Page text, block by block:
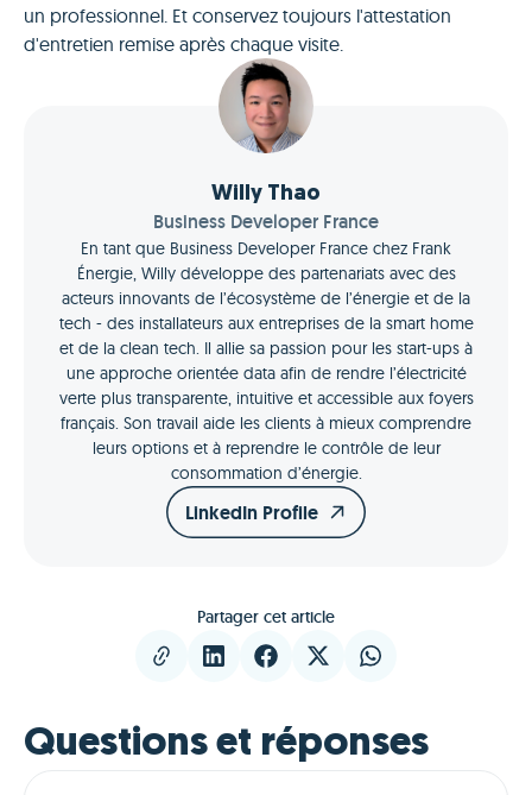
un professionnel. Et conservez toujours l'attestation
d'entretien remise après chaque visite.
Willy Thao
Business Developer France
En tant que Business Developer France chez Frank
Énergie, Willy développe des partenariats avec des
acteurs innovants de l’écosystème de l’énergie et de la
tech - des installateurs aux entreprises de la smart home
et de la clean tech. Il allie sa passion pour les start-ups à
une approche orientée data afin de rendre l’électricité
verte plus transparente, intuitive et accessible aux foyers
français. Son travail aide les clients à mieux comprendre
leurs options et à reprendre le contrôle de leur
consommation d’énergie.
LinkedIn Profile
Partager cet article
Questions et réponses